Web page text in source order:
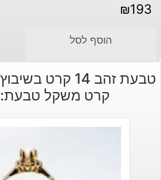
₪193
הוסף לסל
קרט משקל טבעת: 1.93 גרם